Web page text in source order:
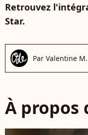
Retrouvez
Star.
Par Valentine M.
À propos